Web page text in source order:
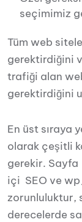
seçimimiz
Tüm web
gerektirdiğini
trafiği alan
gerektirdiğini
En üst sıraya
olarak çeşitli
gerekir. Sayfa
içi SEO ve
zorunluluktur,
derecelerde